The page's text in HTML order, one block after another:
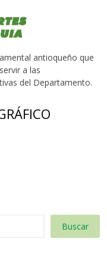
antioqueño que
a las
del Departamento.
Buscar